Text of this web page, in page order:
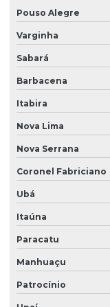
Pouso Alegre
Varginha
Sabará
Barbacena
Itabira
Nova Lima
Nova Serrana
Coronel Fabriciano
Ubá
Itaúna
Paracatu
Manhuaçu
Patrocínio